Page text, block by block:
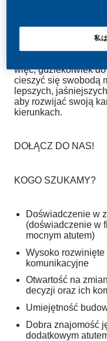
W PMI
naszą przyszłość
przyszłości bez
więc, gdziekolwiek
cieszyć się swobodą
lepszych,
aby rozwijać swoją
kierunkach.
DOŁĄCZ DO NAS!
KOGO SZUKAMY?
Doświadczenie w
(doświadczenie w
mocnym atutem)
Wysoko
komunikacyjne
Otwartość na
decyzji oraz ich
Umiejętność
Dobra znajomość
dodatkowym
私